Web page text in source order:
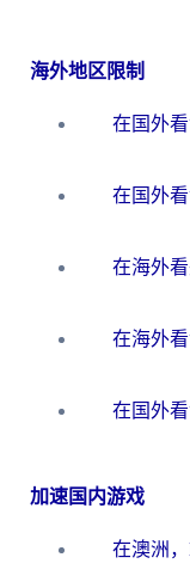
海外地区限制
加速国内游戏